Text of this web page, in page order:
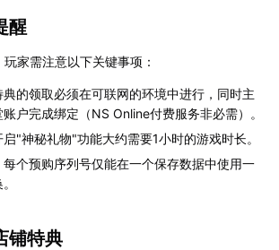
醒
家需注意以下关键事项：
典的领取必须在可联网的环境中进行，同时主
户完成绑定（NS Online付费服务非必需）。
启"神秘礼物"功能大约需要1小时的游戏时长。
每个预购序列号仅能在一个保存数据中使用一
铺特典